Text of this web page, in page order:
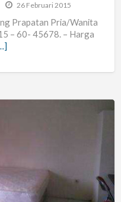
26 Februari 2015
Prapatan Pria/Wanita
– 60- 45678. – Harga